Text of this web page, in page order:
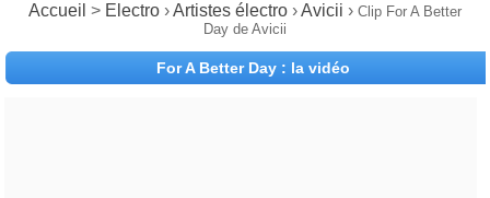
Accueil > Electro ›Artistes électro ›Avicii › Clip For A Better
Day de Avicii
For A Better Day : la vidéo